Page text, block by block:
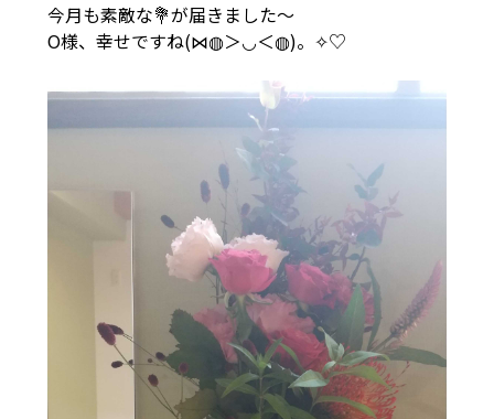
今月も素敵な💐が届きました～
O様、幸せですね(⋈◍＞◡＜◍)。✧♡